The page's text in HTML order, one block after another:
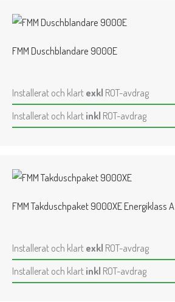
FMM Duschblandare 9000E
Installerat och klart exkl ROT-avdrag
Installerat och klart inkl ROT-avdrag
FMM Takduschpaket 9000XE Energiklass A
Installerat och klart exkl ROT-avdrag
Installerat och klart inkl ROT-avdrag